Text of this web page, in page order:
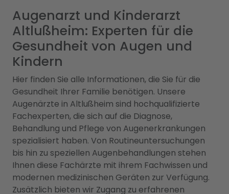
Augenarzt und Kinderarzt
Altlußheim: Experten für die
Gesundheit von Augen und
Kindern
Hier finden Sie alle Informationen, die Sie für die
Gesundheit Ihrer Familie benötigen. Unsere
Augenärzte in Altlußheim sind hochqualifizierte
Fachexperten, die sich auf die Diagnose,
Behandlung und Pflege von Augenerkrankungen
spezialisiert haben. Von Routineuntersuchungen
bis hin zu speziellen Augenbehandlungen stehen
Ihnen diese Fachärzte mit ihrem Fachwissen und
modernen medizinischen Geräten zur Verfügung.
Zusätzlich bieten wir Zugang zu erfahrenen